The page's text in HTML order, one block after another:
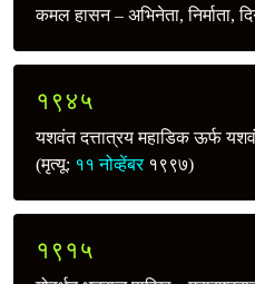
कमल हासन – अभिनेता, निर्माता,
१९४५
यशवंत दत्तात्रय महाडिक ऊर्फ
(मृत्यू: ११ नोव्हेंबर१९९७)
१९१५